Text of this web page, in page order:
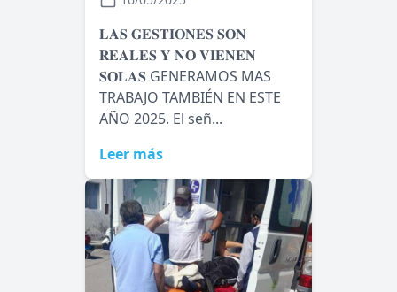
𝐋𝐀𝐒 𝐆𝐄𝐒𝐓𝐈𝐎𝐍𝐄𝐒 𝐒𝐎𝐍
𝐑𝐄𝐀𝐋𝐄𝐒 𝐘 𝐍𝐎 𝐕𝐈𝐄𝐍𝐄𝐍
𝐒𝐎𝐋𝐀𝐒 GENERAMOS MAS
TRABAJO TAMBIÉN EN ESTE
AÑO 2025. El señ...
Leer más